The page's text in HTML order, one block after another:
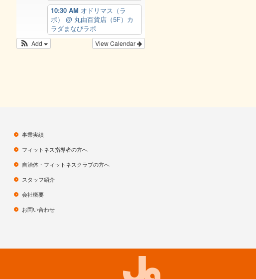
10:30 AM オドリマス（ラ
ボ） @ 丸由百貨店（5F）カ
ラダまなびラボ
View Calendar
Add
事業実績
フィットネス指導者の方へ
自治体・フィットネスクラブの方へ
スタッフ紹介
会社概要
お問い合わせ